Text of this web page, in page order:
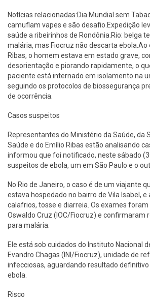
Notícias relacionadas:Dia Mundial sem
camuflam vapes e são desafio.Expedição
saúde a ribeirinhos de Rondônia.Rio: belga
malária, mas Fiocruz não descarta ebola.Ao
Ribas, o homem estava em estado grave,
desorientação e piorando rapidamente, o
paciente está internado em isolamento na
seguindo os protocolos de biossegurança
de ocorrência.
Casos suspeitos
Representantes do Ministério da Saúde, da
Saúde e do Emílio Ribas estão analisando
informou que foi notificado, neste sábado
suspeitos de ebola, um em São Paulo e o
No Rio de Janeiro, o caso é de um viajante
estava hospedado no bairro de Vila Isabel,
calafrios, tosse e diarreia. Os exames
Oswaldo Cruz (IOC/Fiocruz) e confirmaram
para malária.
Ele está sob cuidados do Instituto Nacional
Evandro Chagas (INI/Fiocruz), unidade de
infecciosas, aguardando resultado
ebola.
Risco